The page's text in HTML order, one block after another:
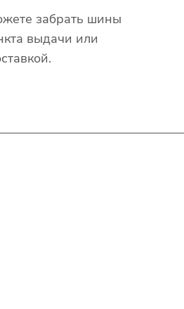
забрать шины
выдачи или